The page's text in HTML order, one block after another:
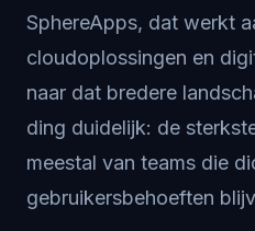
SphereApps, dat werkt
cloudoplossingen en
naar dat bredere
ding duidelijk: de
meestal van teams die
gebruikersbehoeften